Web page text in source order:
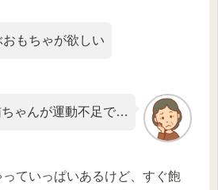
もちゃが欲しい
ちゃんが運動不足で…
ていっぱいあるけど、すぐ飽